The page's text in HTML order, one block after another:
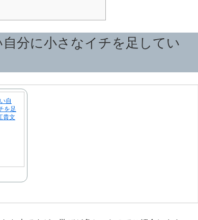
分に小さなイチを足してい
自
を足
貴文